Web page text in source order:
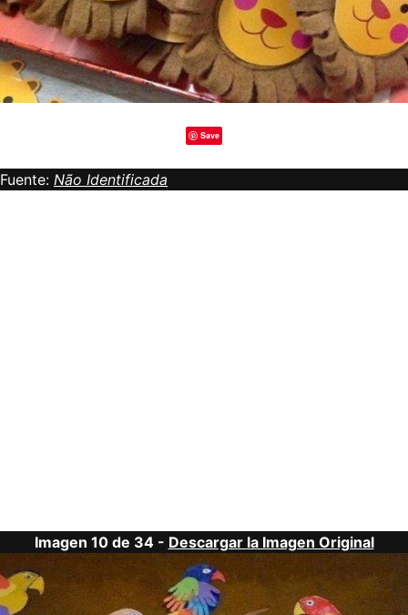
Save
Fuente: Não Identificada
Imagen 10 de 34 - Descargar la Imagen Original